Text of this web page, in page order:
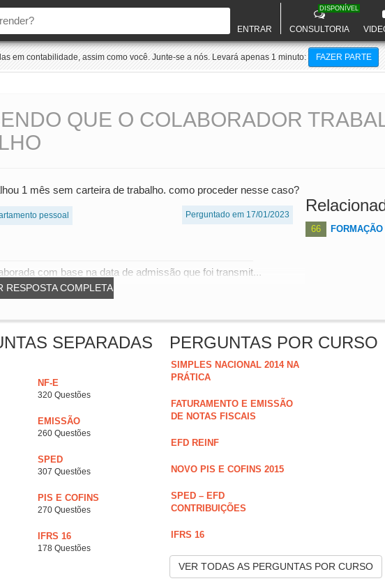
ENTRAR CONSULTORIA
DISPONÍVEL
em contabilidade, assim como você. Junte-se a nós. Levará apenas 1 minuto: FAZER PARTE
QUE O COLABORADOR
1 mês sem carteira de trabalho. como proceder nesse caso?
pessoal Perguntado em 17/01/2023
RESPOSTA COMPLETA
com base na data de admissão que foi transmit...
66
SEPARADAS
NF-E
320 Questões
EMISSÃO
260 Questões
SPED
307 Questões
PIS E COFINS
270 Questões
IFRS 16
178 Questões
PERGUNTAS POR CURSO
SIMPLES NACIONAL 2014 NA
PRÁTICA
FATURAMENTO E EMISSÃO
DE NOTAS FISCAIS
EFD REINF
NOVO PIS E COFINS 2015
SPED – EFD
CONTRIBUIÇÕES
IFRS 16
VER TODAS AS PERGUNTAS POR CURSO